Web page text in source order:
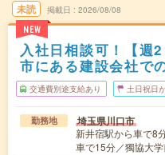
未読
NEW
掲載日 2026/08/08
入社日相談可！【
市にある建設会社で
交通費別途支給あり 土日祝日
勤務地 埼玉県川口市
新井宿駅から車で8
車で15分／獨協大